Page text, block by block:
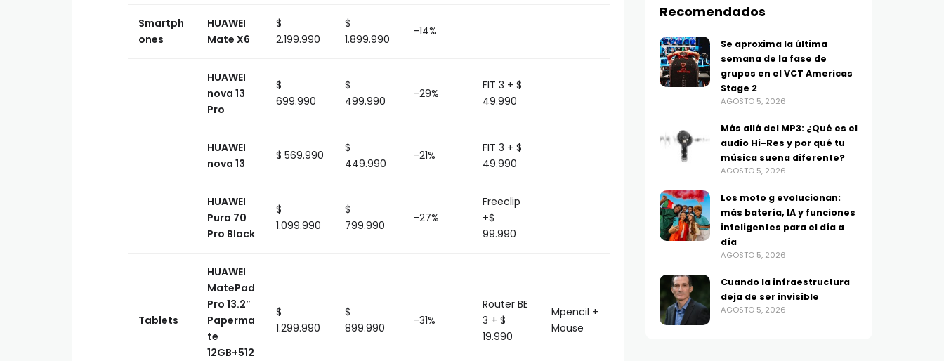
Smartph
ones
HUAWEI
Mate X6
$
2.199.990
$
1.899.990
-14%
HUAWEI
nova 13
Pro
$
699.990
$
499.990
-29%
FIT 3 + $
49.990
HUAWEI
nova 13
$ 569.990
$
449.990
-21%
FIT 3 + $
49.990
HUAWEI
Pura 70
Pro Black
$
1.099.990
$
799.990
-27%
Freeclip
+$
99.990
Tablets
HUAWEI
MatePad
Pro 13.2″
Paperma
te
12GB+512
$
1.299.990
$
899.990
-31%
Router BE
3 + $
19.990
Mpencil +
Mouse
Recomendados
Se aproxima la última
semana de la fase de
grupos en el VCT Americas
Stage 2
AGOSTO 5, 2026
Más allá del MP3: ¿Qué es el
audio Hi-Res y por qué tu
música suena diferente?
AGOSTO 5, 2026
Los moto g evolucionan:
más batería, IA y funciones
inteligentes para el día a
día
AGOSTO 5, 2026
Cuando la infraestructura
deja de ser invisible
AGOSTO 5, 2026